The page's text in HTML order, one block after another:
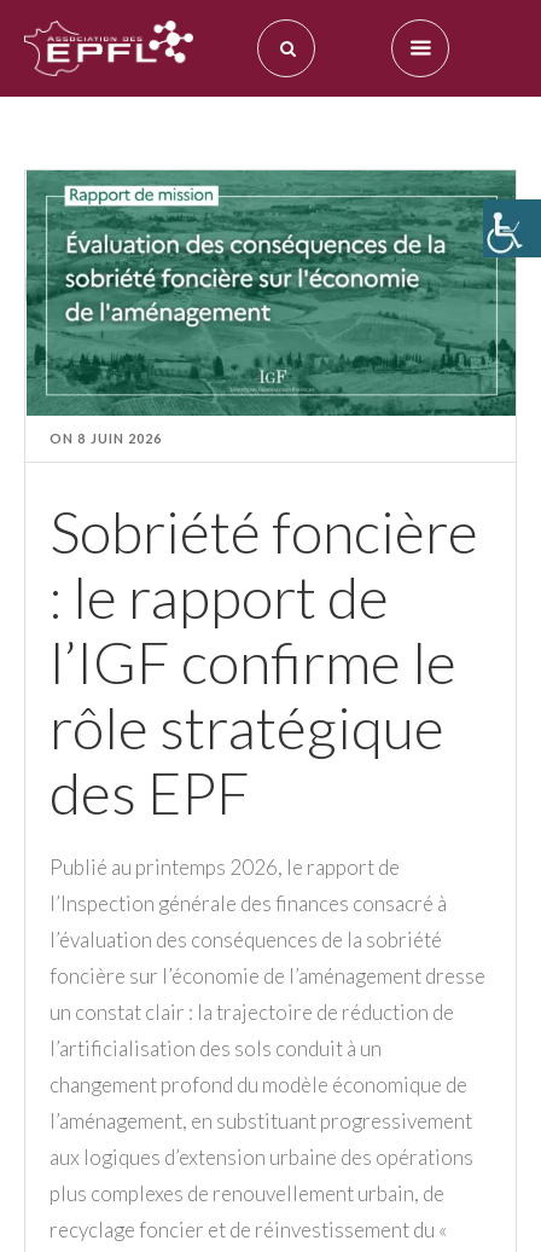
ON8 JUIN 2026
Sobriété foncière
: le rapport de
l’IGF confirme le
rôle stratégique
des EPF
Publié au printemps 2026, le rapport de
l’Inspection générale des finances consacré à
l’évaluation des conséquences de la sobriété
foncière sur l’économie de l’aménagement dresse
un constat clair : la trajectoire de réduction de
l’artificialisation des sols conduit à un
changement profond du modèle économique de
l’aménagement, en substituant progressivement
aux logiques d’extension urbaine des opérations
plus complexes de renouvellement urbain, de
recyclage foncier et de réinvestissement du «